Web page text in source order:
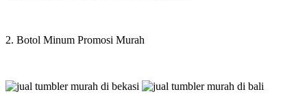
2. Botol Minum Promosi Murah